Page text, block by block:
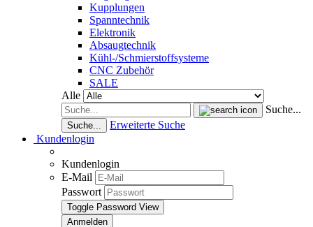
Kupplungen
Spanntechnik
Elektronik
Absaugtechnik
Kühl-/Schmierstoffsysteme
CNC Zubehör
SALE
Alle
Suche...
Suche...
Erweiterte Suche
Kundenlogin
Kundenlogin
E-Mail
Passwort
Toggle Password View